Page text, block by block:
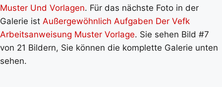
Muster Und Vorlagen. Für das nächste Foto in der
Galerie ist Außergewöhnlich Aufgaben Der Vefk
Arbeitsanweisung Muster Vorlage. Sie sehen Bild #7
von 21 Bildern, Sie können die komplette Galerie unten
sehen.